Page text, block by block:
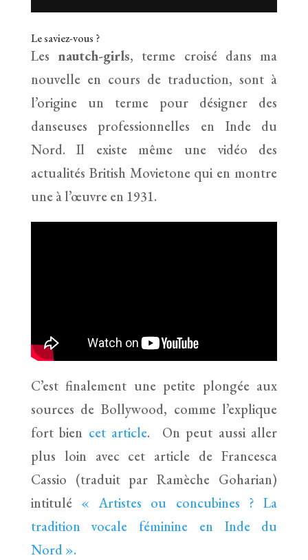
Le saviez-vous ?
Les nautch-girls, terme croisé dans ma
nouvelle en cours de traduction, sont à
l’origine un terme pour désigner des
danseuses professionnelles en Inde du
Nord. Il existe même une vidéo des
actualités British Movietone qui en montre
une à l’œuvre en 1931.
C’est finalement une petite plongée aux
sources de Bollywood, comme l’explique
fort bien cet article. On peut aussi aller
plus loin avec cet article de Francesca
Cassio (traduit par Ramèche Goharian)
intitulé « Artistes ou concubines ? La
tradition vocale féminine en Inde du
Nord ».